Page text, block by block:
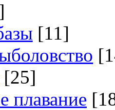
[11]
[25]
плавание